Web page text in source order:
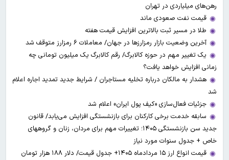
رهن‌های میلیاردی در تهران
قیمت نفت صعودی ماند
طلا در مسیر ثبت بالاترین افزایش قیمت هفته
آخرین وضعیت بازار رمزارزها در جهان/ معاملات ۶ رمزارز متوقف شد
یک تغییر مهم در حوزه کالابرگ/ رقم کالابرگ یک میلیون تومانی چه
زمانی افزایش خواهد یافت؟
هشدار به مالکان درباره تخلیه مستاجران / شرایط جدید تمدید اجاره اعلام
شد
جزئیات فعال‌سازی «کیف پول ایران» اعلام شد
سابقه خدمت برخی کارکنان برای بازنشستگی افزایش می‌یابد/ قانون
جدید سن بازنشستگی ۱۴۰۵؛ تغییرات مهم برای مردان، زنان و گروههای
خاص + جدول سنوات مورد نیاز
قیمت انواع ارز ۱۵ مردادماه ۱۴۰۵+ جدول قیمت/ دلار ۱۸۸ هزار تومان